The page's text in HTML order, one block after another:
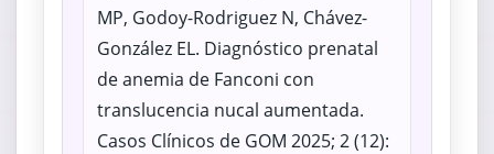
MP, Godoy-Rodriguez N, Chávez-
González EL. Diagnóstico prenatal
de anemia de Fanconi con
translucencia nucal aumentada.
Casos Clínicos de GOM 2025; 2 (12):